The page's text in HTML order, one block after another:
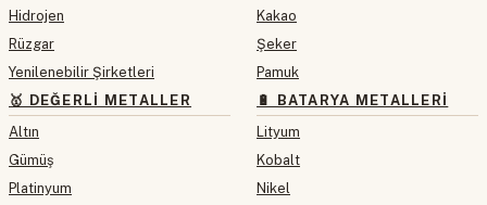
Hidrojen
Rüzgar
Yenilenebilir Şirketleri
🥇 DEĞERLI METALLER
Altın
Gümüş
Platinyum
Kakao
Şeker
Pamuk
🔋 BATARYA METALLERI
Lityum
Kobalt
Nikel